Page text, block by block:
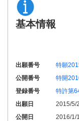
基本情報
出願番号
特願
公開番号
特開
登録番号
特許第
出願日
2015/5/
公開日
2016/1/